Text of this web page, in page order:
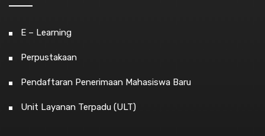
E – Learning
Perpustakaan
Pendaftaran Penerimaan Mahasiswa Baru
Unit Layanan Terpadu (ULT)